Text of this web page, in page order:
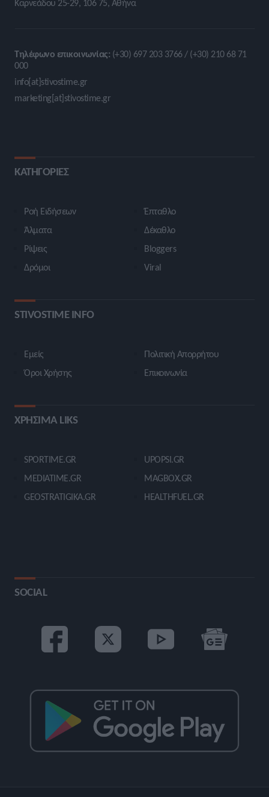
Καρνεάδου 25-29, 106 75, Αθήνα
Τηλέφωνο επικοινωνίας: (+30) 697 203 3766 / (+30) 210 68 71
000
info[at]stivostime.gr
marketing[at]stivostime.gr
ΚΑΤΗΓΟΡΙΕΣ
Ροή Ειδήσεων
Άλματα
Ρίψεις
Δρόμοι
Έπταθλο
Δέκαθλο
Bloggers
Viral
STIVOSTIME INFO
Εμείς
Όροι Χρήσης
Πολιτική Απορρήτου
Επικοινωνία
ΧΡΗΣΙΜΑ LIKS
SPORTIME.GR
MEDIATIME.GR
GEOSTRATIGIKA.GR
UPOPSI.GR
MAGBOX.GR
HEALTHFUEL.GR
SOCIAL